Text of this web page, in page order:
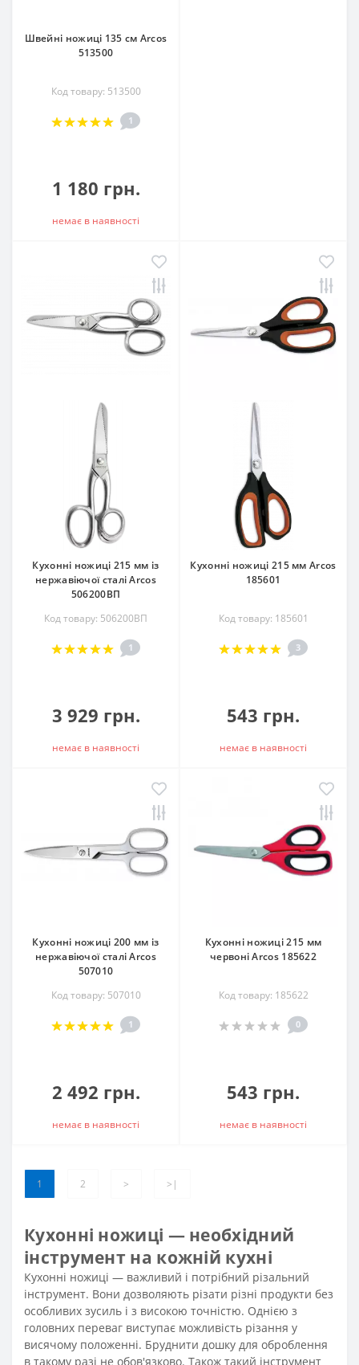
Швейні ножиці 135 см Arcos
513500
Код товару: 513500
1
1 180 грн.
немає в наявностi
Кухонні ножиці 215 мм із
нержавіючої сталі Arcos
506200ВП
Код товару: 506200ВП
1
3 929 грн.
немає в наявностi
Кухонні ножиці 215 мм Arcos
185601
Код товару: 185601
3
543 грн.
немає в наявностi
Кухонні ножиці 200 мм із
нержавіючої сталі Arcos
507010
Код товару: 507010
1
2 492 грн.
немає в наявностi
Кухонні ножиці 215 мм
червоні Arcos 185622
Код товару: 185622
0
543 грн.
немає в наявностi
1 2 > >|
Кухонні ножиці — необхідний
інструмент на кожній кухні
Кухонні ножиці — важливий і потрібний різальний
інструмент. Вони дозволяють різати різні продукти без
особливих зусиль і з високою точністю. Однією з
головних переваг виступає можливість різання у
висячому положенні. Бруднити дошку для оброблення
в такому разі не обов'язково. Також такий інструмент